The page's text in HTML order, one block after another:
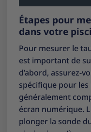
Étapes pour
dans votre
Pour mesurer le
est important de
d’abord, assurez-
spécifique pour les
généralement
écran numérique.
plonger la sonde